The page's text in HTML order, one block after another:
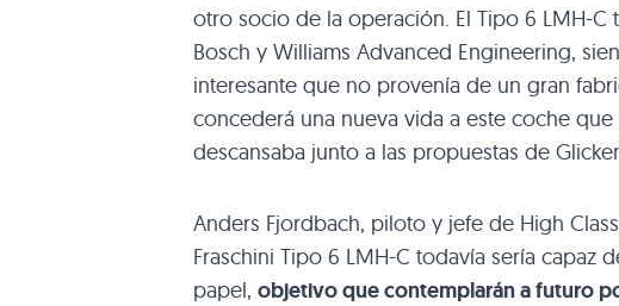
otro socio de la operación. El Tipo 6 LMH-
Bosch y Williams Advanced Engineering,
interesante que no provenía de un gran
concederá una nueva vida a este coche
descansaba junto a las propuestas de
Anders Fjordbach, piloto y jefe de High
Fraschini Tipo 6 LMH-C todavía sería capaz
papel, objetivo que contemplarán a futuro